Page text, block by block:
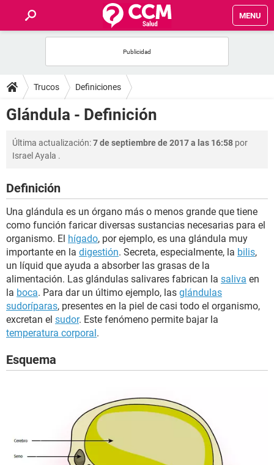
MENU
FOROS
SALUD
FAMILIA
SEXUALIDAD
GLOSARIO
Trucos Definiciones
Glándula - Definición
Última actualización:7 de septiembre de 2017 a las 16:58 por
Israel Ayala .
Definición
Una glándula es un órgano más o menos grande que tiene
como función faricar diversas sustancias necesarias para el
organismo. El hígado, por ejemplo, es una glándula muy
importante en la digestión. Secreta, especialmente, la bilis,
un líquid que ayuda a absorber las grasas de la
alimentación. Las glándulas salivares fabrican la saliva en
la boca. Para dar un último ejemplo, las glándulas
sudoríparas, presentes en la piel de casi todo el organismo,
excretan el sudor. Este fenómeno permite bajar la
temperatura corporal.
Esquema